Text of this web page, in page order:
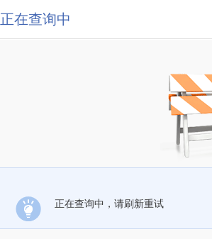
正在查询中
正在查询中，请刷新重试